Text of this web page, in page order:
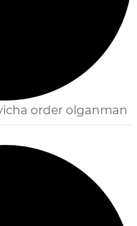
order olganman